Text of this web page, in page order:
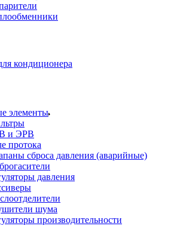
кондиционера
элементы
и ЭРВ
протока
сброса давления (аварийные)
давления
шума
производительности